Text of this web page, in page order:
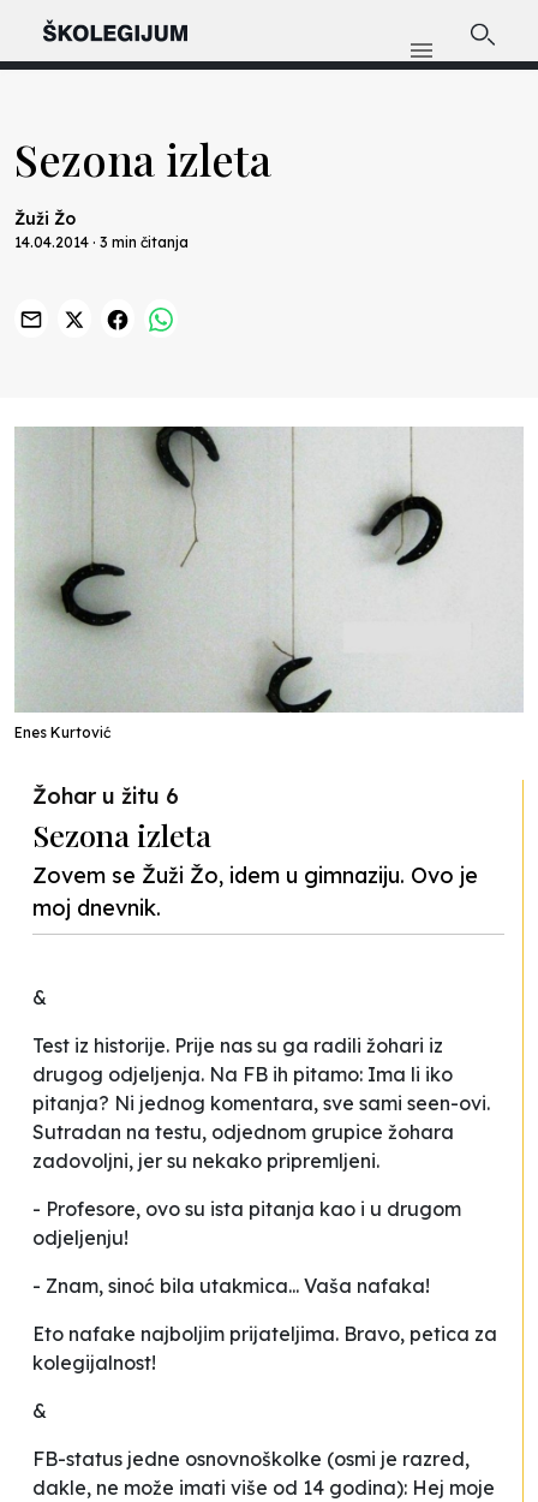
Sezona izleta
Žuži Žo
14.04.2014 · 3 min čitanja
Enes Kurtović
Žohar u žitu 6
Sezona izleta
Zovem se Žuži Žo, idem u gimnaziju. Ovo je
moj dnevnik.
&
Test iz historije. Prije nas su ga radili žohari iz
drugog odjeljenja. Na FB ih pitamo: Ima li iko
pitanja? Ni jednog komentara, sve sami seen-ovi.
Sutradan na testu, odjednom grupice žohara
zadovoljni, jer su nekako pripremljeni.
- Profesore, ovo su ista pitanja kao i u drugom
odjeljenju!
- Znam, sinoć bila utakmica... Vaša nafaka!
Eto nafake najboljim prijateljima. Bravo, petica za
kolegijalnost!
&
FB-status jedne osnovnoškolke (osmi je razred,
dakle, ne može imati više od 14 godina): Hej moje